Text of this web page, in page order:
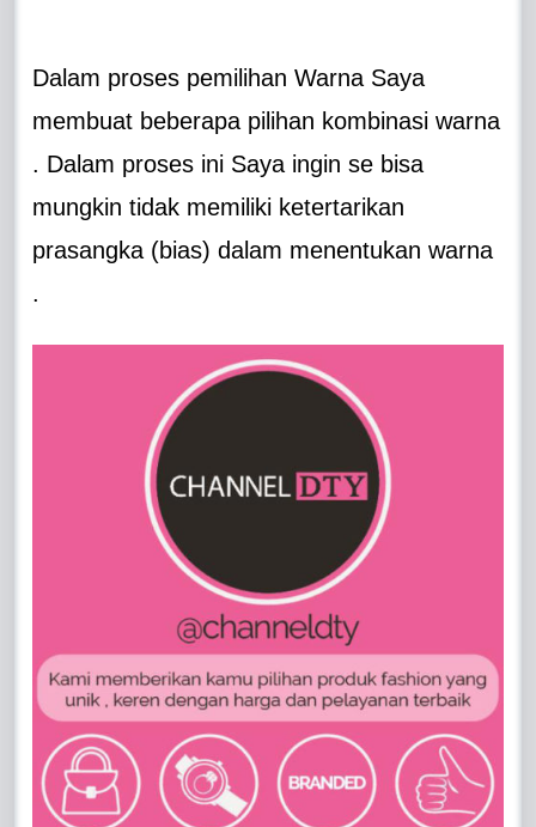
Dalam proses pemilihan Warna Saya
membuat beberapa pilihan kombinasi warna
. Dalam proses ini Saya ingin se bisa
mungkin tidak memiliki ketertarikan
prasangka (bias) dalam menentukan warna
.